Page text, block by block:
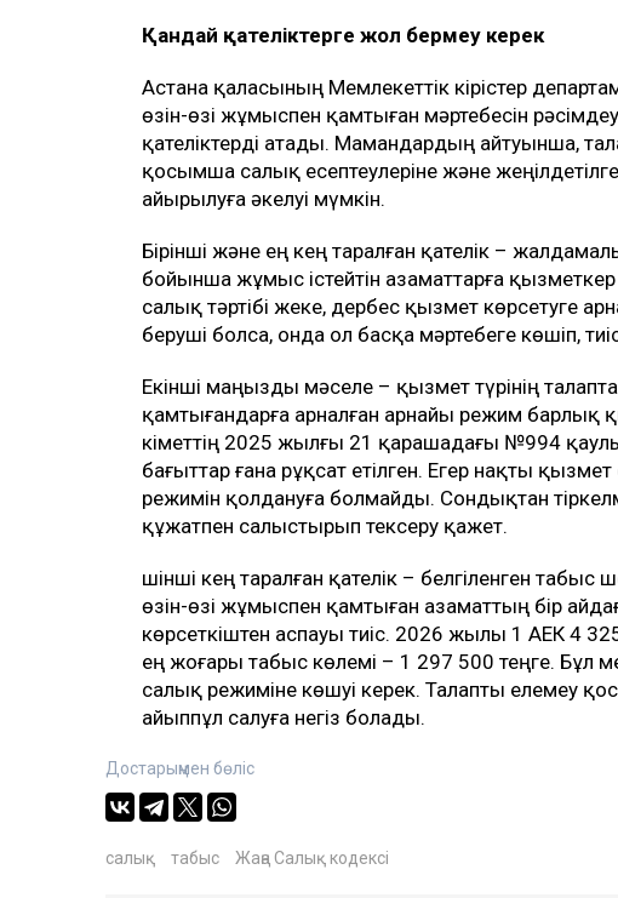
Қандай қателіктерге жол бермеу керек
Астана қаласының Мемлекеттік кірістер
өзін-өзі жұмыспен қамтыған мәртебесін
қателіктерді атады. Мамандардың айтуынша,
қосымша салық есептеулеріне және
айырылуға әкелуі мүмкін.
Бірінші және ең кең таралған қателік –
бойынша жұмыс істейтін азаматтарға
салық тәртібі жеке, дербес қызмет көрсетуге
беруші болса, онда ол басқа мәртебеге көшіп,
Екінші маңызды мәселе – қызмет түрінің
қамтығандарға арналған арнайы режим барлық
Үкіметтің 2025 жылғы 21 қарашадағы №994
бағыттар ғана рұқсат етілген. Егер нақты
режимін қолдануға болмайды. Сондықтан
құжатпен салыстырып тексеру қажет.
Үшінші кең таралған қателік – белгіленген табыс
өзін-өзі жұмыспен қамтыған азаматтың бір
көрсеткіштен аспауы тиіс. 2026 жылы 1 АЕК 4
ең жоғары табыс көлемі – 1 297 500 теңге. Бұл
салық режиміне көшуі керек. Талапты елемеу
айыппұл салуға негіз болады.
Достарыңмен бөліс
салық табыс Жаңа Салық кодексі